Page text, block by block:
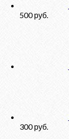
500руб.
300руб.